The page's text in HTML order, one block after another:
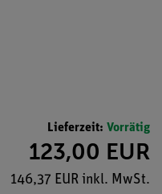
Lieferzeit: Vorrätig
123,00 EUR
146,37 EUR inkl. MwSt.